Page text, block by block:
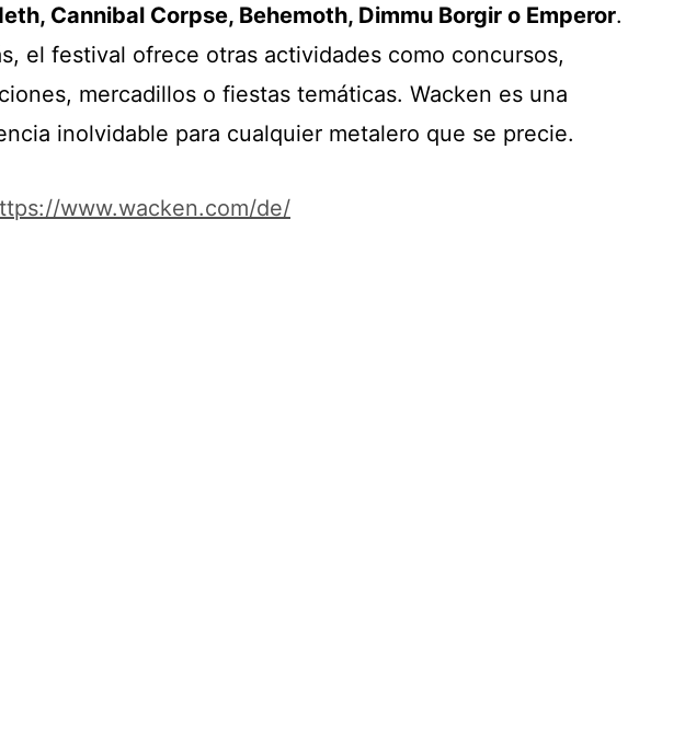
Cannibal Corpse, Behemoth, Dimmu Borgir o Emperor.
el festival ofrece otras actividades como concursos,
mercadillos o fiestas temáticas. Wacken es una
inolvidable para cualquier metalero que se precie.
www.wacken.com/de/